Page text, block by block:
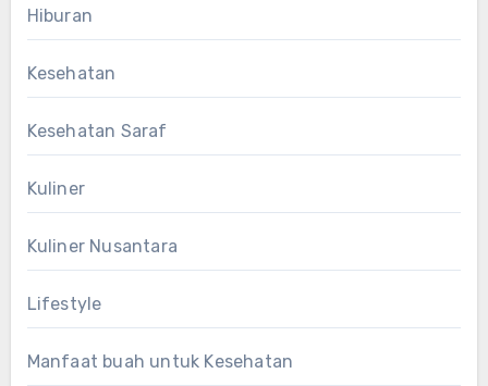
Hiburan
Kesehatan
Kesehatan Saraf
Kuliner
Kuliner Nusantara
Lifestyle
Manfaat buah untuk Kesehatan